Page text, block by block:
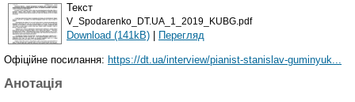
Текст
V_Spodarenko_DT.UA_1_2019_KUBG.pdf
Download (141kB) | Перегляд
Офіційне посилання: https://dt.ua/interview/pianist-stanislav-guminyuk...
Анотація